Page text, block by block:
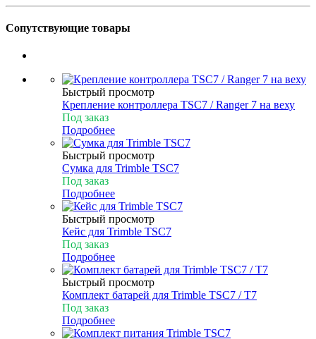
Сопутствующие товары
Быстрый просмотр
Крепление контроллера TSC7 / Rаnger 7 на веху
Под заказ
Подробнее
Быстрый просмотр
Сумка для Trimble TSC7
Под заказ
Подробнее
Быстрый просмотр
Кейс для Trimble TSC7
Под заказ
Подробнее
Быстрый просмотр
Комплект батарей для Trimble TSC7 / T7
Под заказ
Подробнее